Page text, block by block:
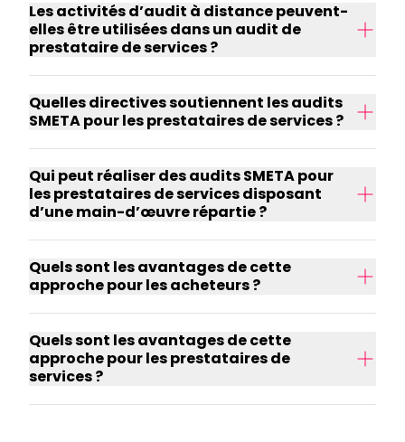
Les activités d’audit à distance peuvent-
elles être utilisées dans un audit de
prestataire de services ?
Quelles directives soutiennent les audits
SMETA pour les prestataires de services ?
Qui peut réaliser des audits SMETA pour
les prestataires de services disposant
d’une main-d’œuvre répartie ?
Quels sont les avantages de cette
approche pour les acheteurs ?
Quels sont les avantages de cette
approche pour les prestataires de
services ?